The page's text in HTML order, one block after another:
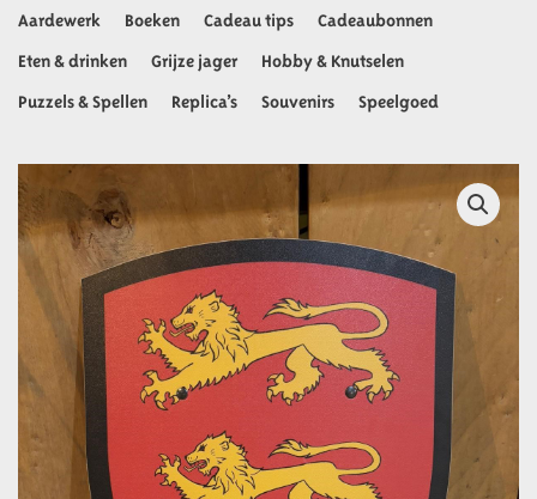
Aardewerk Boeken Cadeau tips
Cadeaubonnen
Eten & drinken
Grijze jager
Hobby & Knutselen
Puzzels & Spellen
Replica’s Souvenirs Speelgoed